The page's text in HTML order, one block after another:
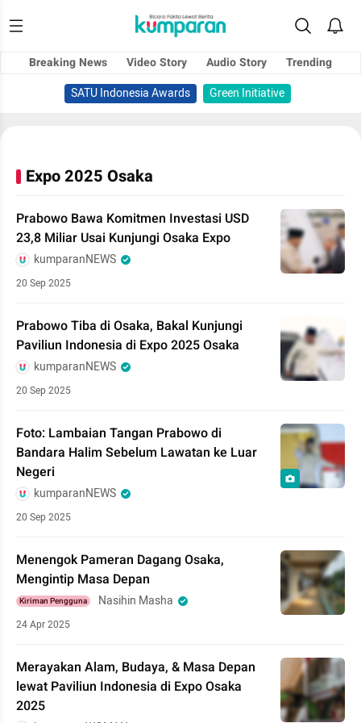
Breaking News Video Story Audio Story
Trending
SATU Indonesia Awards
Green Initiative
Expo 2025 Osaka
Prabowo Bawa Komitmen Investasi USD
23,8 Miliar Usai Kunjungi Osaka Expo
kumparanNEWS
20 Sep 2025
Prabowo Tiba di Osaka, Bakal Kunjungi
Paviliun Indonesia di Expo 2025 Osaka
kumparanNEWS
20 Sep 2025
Foto: Lambaian Tangan Prabowo di
Bandara Halim Sebelum Lawatan ke Luar
Negeri
kumparanNEWS
20 Sep 2025
Menengok Pameran Dagang Osaka,
Mengintip Masa Depan
Kiriman Pengguna Nasihin Masha
24 Apr 2025
Merayakan Alam, Budaya, & Masa Depan
lewat Paviliun Indonesia di Expo Osaka
2025